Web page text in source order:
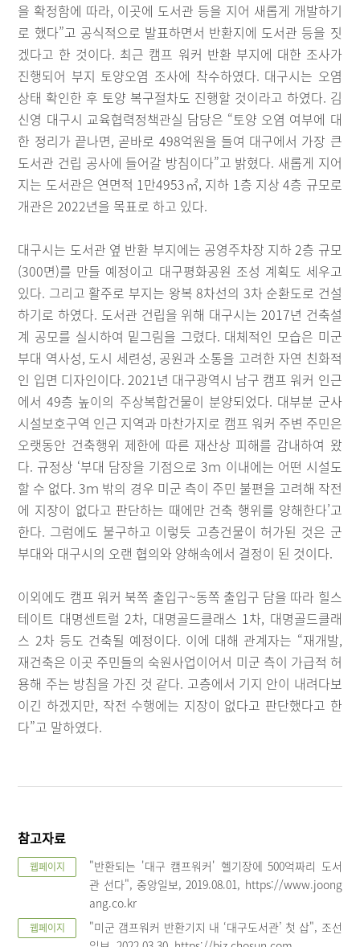
을 확정함에 따라, 이곳에 도서관 등을 지어 새롭게 개발하기
로 했다”고 공식적으로 발표하면서 반환지에 도서관 등을 짓
겠다고 한 것이다. 최근 캠프 워커 반환 부지에 대한 조사가
진행되어 부지 토양오염 조사에 착수하였다. 대구시는 오염
상태 확인한 후 토양 복구절차도 진행할 것이라고 하였다. 김
신영 대구시 교육협력정책관실 담당은 “토양 오염 여부에 대
한 정리가 끝나면, 곧바로 498억원을 들여 대구에서 가장 큰
도서관 건립 공사에 들어갈 방침이다”고 밝혔다. 새롭게 지어
지는 도서관은 연면적 1만4953㎡, 지하 1층 지상 4층 규모로
개관은 2022년을 목표로 하고 있다.
대구시는 도서관 옆 반환 부지에는 공영주차장 지하 2층 규모
(300면)를 만들 예정이고 대구평화공원 조성 계획도 세우고
있다. 그리고 활주로 부지는 왕복 8차선의 3차 순환도로 건설
하기로 하였다. 도서관 건립을 위해 대구시는 2017년 건축설
계 공모를 실시하여 밑그림을 그렸다. 대체적인 모습은 미군
부대 역사성, 도시 세련성, 공원과 소통을 고려한 자연 친화적
인 입면 디자인이다. 2021년 대구광역시 남구 캠프 워커 인근
에서 49층 높이의 주상복합건물이 분양되었다. 대부분 군사
시설보호구역 인근 지역과 마찬가지로 캠프 워커 주변 주민은
오랫동안 건축행위 제한에 따른 재산상 피해를 감내하여 왔
다. 규정상 ‘부대 담장을 기점으로 3ｍ 이내에는 어떤 시설도
할 수 없다. 3ｍ 밖의 경우 미군 측이 주민 불편을 고려해 작전
에 지장이 없다고 판단하는 때에만 건축 행위를 양해한다’고
한다. 그럼에도 불구하고 이렇듯 고층건물이 허가된 것은 군
부대와 대구시의 오랜 협의와 양해속에서 결정이 된 것이다.
이외에도 캠프 워커 북쪽 출입구~동쪽 출입구 담을 따라 힐스
테이트 대명센트럴 2차, 대명골드클래스 1차, 대명골드클래
스 2차 등도 건축될 예정이다. 이에 대해 관계자는 “재개발,
재건축은 이곳 주민들의 숙원사업이어서 미군 측이 가급적 허
용해 주는 방침을 가진 것 같다. 고층에서 기지 안이 내려다보
이긴 하겠지만, 작전 수행에는 지장이 없다고 판단했다고 한
다”고 말하였다.
참고자료
웹페이지
"반환되는 '대구 캠프워커' 헬기장에 500억짜리 도서
관 선다", 중앙일보, 2019.08.01, https://www.joong
ang.co.kr
웹페이지
"미군 갬프워커 반환기지 내 ‘대구도서관’ 첫 삽", 조선